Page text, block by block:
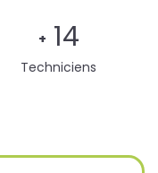
+ 14
Techniciens